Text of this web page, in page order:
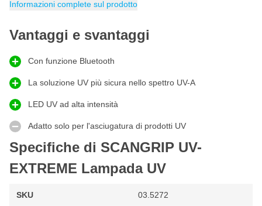
all'essiccazione convenzionale è che non si verifica alcuna
convenzionale soffre di questo problema. Con l'essiccazione UV
SCANGRIP UV-EXTREMEè possibile lavorare il prodotto
prezioso!
Lampada UV con Bluetooth
La funzionalità Bluetooth integrata consente un controllo remoto
sicuro e semplice della lampada da lavoro, anche in gruppi fino a
4 unità contemporaneamente. L'utilizzo dell'app garantisce
un'attivazione remota sicura, senza dover essere fisicamente
vicini al processo di polimerizzazione UV.
SCANGRIP?
Informazioni complete sul prodotto
Vantaggi e svantaggi
Con funzione Bluetooth
La soluzione UV più sicura nello spettro UV-A
LED UV ad alta intensità
Adatto solo per l'asciugatura di prodotti UV
Specifiche di SCANGRIP UV-
EXTREME Lampada UV
SKU 03.5272